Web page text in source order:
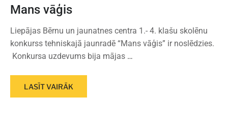
Mans vāģis
Liepājas Bērnu un jaunatnes centra 1.- 4. klašu skolēnu
konkurss tehniskajā jaunradē “Mans vāģis” ir noslēdzies.
Konkursa uzdevums bija mājas …
LASĪT VAIRĀK